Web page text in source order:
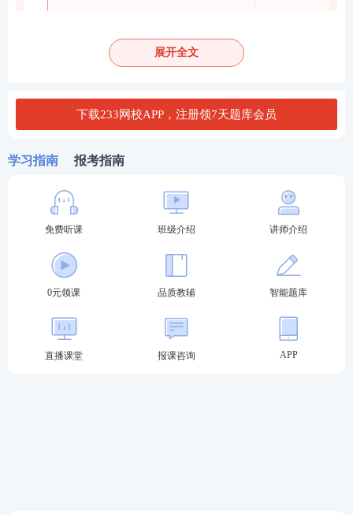
念，训练法律逻辑，形成法律思维
第二轮复习：【刷题强化记忆】
式，掌握答题技巧
频得分考点，考前15页纸+音频磨耳朵,达到
第四轮复习：【
主观题专项冲刺
考前1个
月冲刺接力，集中突破主观题
知识点，掌握
主观题提分技巧，硬核通关
♥4轮授课体系主客一体，什么都不用多想，
报考关注： 法考主观题报名时间
法考报考信息
展开全文
下载233网校APP，注册领7天题库会员
学习指南 报考指南
免费听课 班级介绍 讲师介绍
0元领课 品质教辅 智能题库
直播课堂 报课咨询 APP